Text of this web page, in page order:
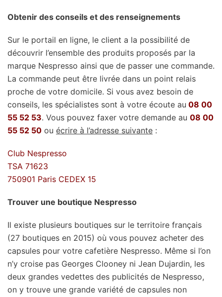
Obtenir des conseils et des renseignements
Sur le portail en ligne, le client a la possibilité de
découvrir l’ensemble des produits proposés par la
marque Nespresso ainsi que de passer une commande.
La commande peut être livrée dans un point relais
proche de votre domicile. Si vous avez besoin de
conseils, les spécialistes sont à votre écoute au 08 00
55 52 53. Vous pouvez faxer votre demande au 08 00
55 52 50 ou écrire à l’adresse suivante :
Club Nespresso
TSA 71623
750901 Paris CEDEX 15
Trouver une boutique Nespresso
Il existe plusieurs boutiques sur le territoire français
(27 boutiques en 2015) où vous pouvez acheter des
capsules pour votre cafetière Nespresso. Même si l’on
n’y croise pas Georges Clooney ni Jean Dujardin, les
deux grandes vedettes des publicités de Nespresso,
on y trouve une grande variété de capsules non